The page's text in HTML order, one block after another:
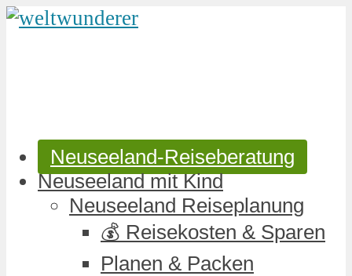
Neuseeland-Reiseberatung
Neuseeland mit Kind
Neuseeland Reiseplanung
💰 Reisekosten & Sparen
Planen & Packen